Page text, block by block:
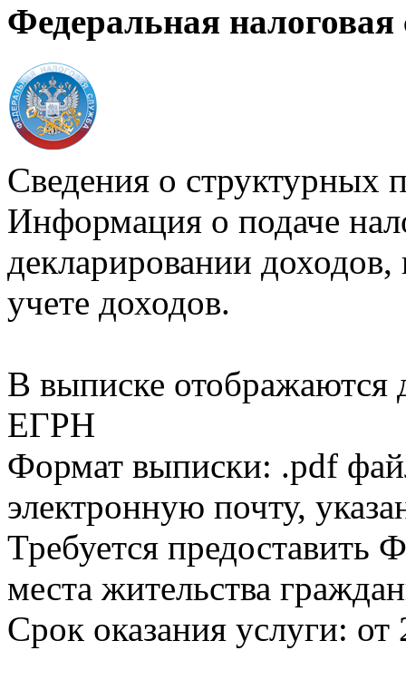
Федеральная налоговая
Сведения о структурных
Информация о подаче
декларировании доходов,
учете доходов.
В выписке
ЕГРН
Формат выписки: .pdf
электронную почту,
Требуется
места жительства
Срок оказания услуги: от